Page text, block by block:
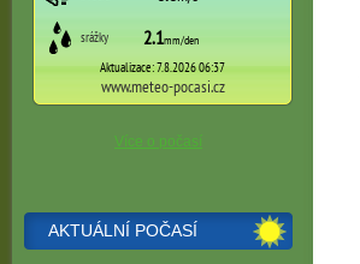
Více o počasí
AKTUÁLNÍ POČASÍ